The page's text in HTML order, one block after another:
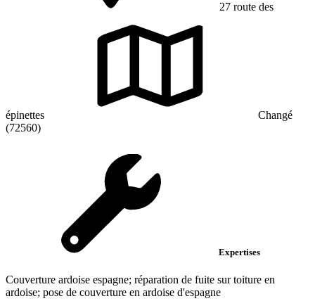
27 route des
épinettes
Changé
(72560)
Expertises
Couverture ardoise espagne; réparation de fuite sur toiture en
ardoise; pose de couverture en ardoise d'espagne